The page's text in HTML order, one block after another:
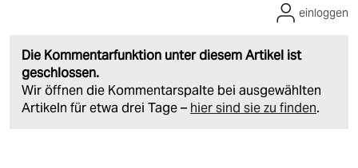
Die Kommentarfunktion unter diesem Artikel ist
geschlossen.
Wir öffnen die Kommentarspalte bei ausgewählten
Artikeln für etwa drei Tage – hier sind sie zu finden.
einloggen